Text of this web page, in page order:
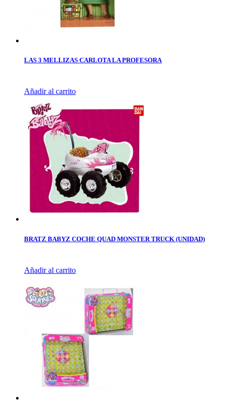
LAS 3 MELLIZAS CARLOTA LA PROFESORA
Añadir al carrito
BRATZ BABYZ COCHE QUAD MONSTER TRUCK (UNIDAD)
Añadir al carrito